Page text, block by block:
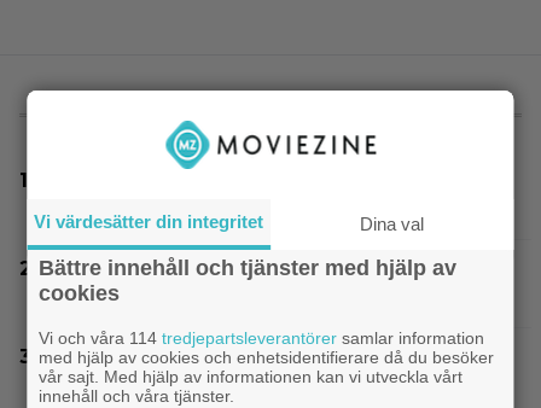
Joel Kinnaman vs Saddam Hussein i ny
thrillerserie – se trailern här
Samantha Morton får inga roller längre: ”Jag
är för gammal”
Vi värdesätter din integritet Dina val
Bättre innehåll och tjänster med hjälp av
cookies
Vi och våra 114tredjepartsleverantörer samlar information
med hjälp av cookies och enhetsidentifierare då du besöker
vår sajt. Med hjälp av informationen kan vi utveckla vårt
innehåll och våra tjänster.